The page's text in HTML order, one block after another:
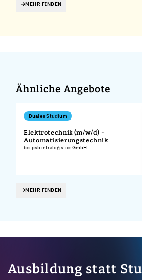
MEHR FINDEN
Ähnliche Angebote
Duales Studium
Elektrotechnik (m/w/d) -
Automatisierungstechnik
bei psb intralogistics GmbH
MEHR FINDEN
Ausbildung statt